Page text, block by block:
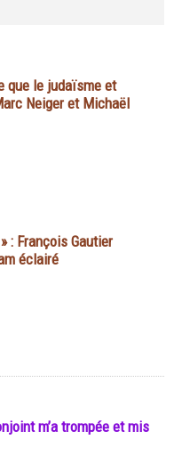
que le judaïsme et
Neiger et Michaël
: François Gautier
éclairé
m’a trompée et mis